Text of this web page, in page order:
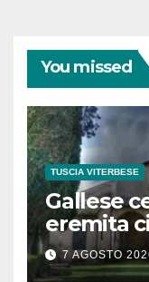
You missed
TUSCIA VITERBESE
Gallese
eremita
secolo
7 AGOSTO